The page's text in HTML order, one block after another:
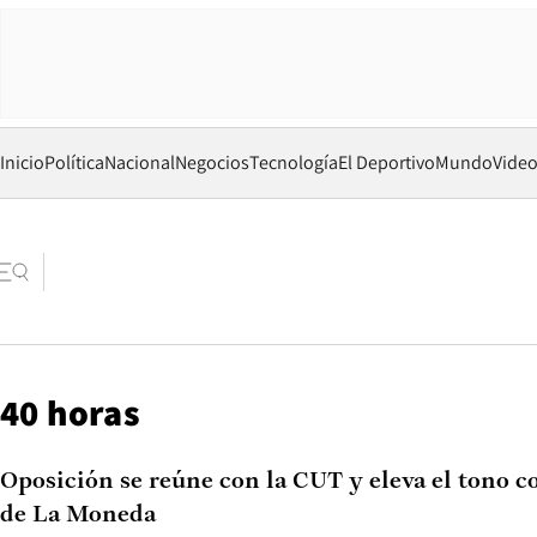
InicioPolíticaNacionalNegociosTecnologíaEl DeportivoMundo
40 horas
Oposición se reúne con la CUT y eleva el tono
de La Moneda